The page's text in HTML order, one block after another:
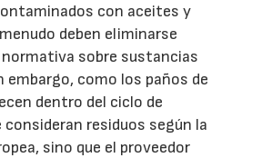
con aceites y
deben eliminarse
sobre sustancias
embargo, como los paños de
dentro del ciclo de
consideran residuos según la
sino que el proveedor